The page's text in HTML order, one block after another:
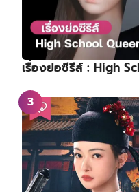
เรื่องย่อซีรีส์ : High